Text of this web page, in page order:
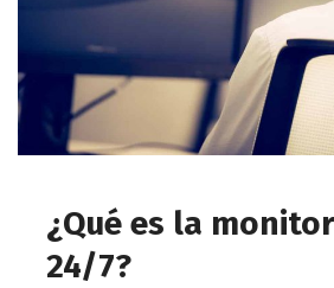
¿Qué es la
24/7?